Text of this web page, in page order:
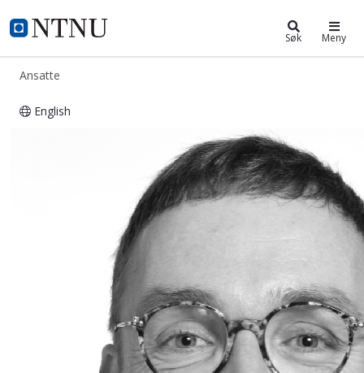
NTNU Hjemmeside
ntnu.no Søk Meny
Ansatte
English